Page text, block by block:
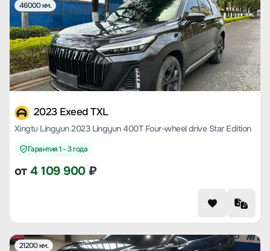
46000 км.
2023 Exeed TXL
Xingtu Lingyun 2023 Lingyun 400T Four-wheel drive Star Edition
Гарантия 1 - 3 года
от4 109 900₽
21200 км.